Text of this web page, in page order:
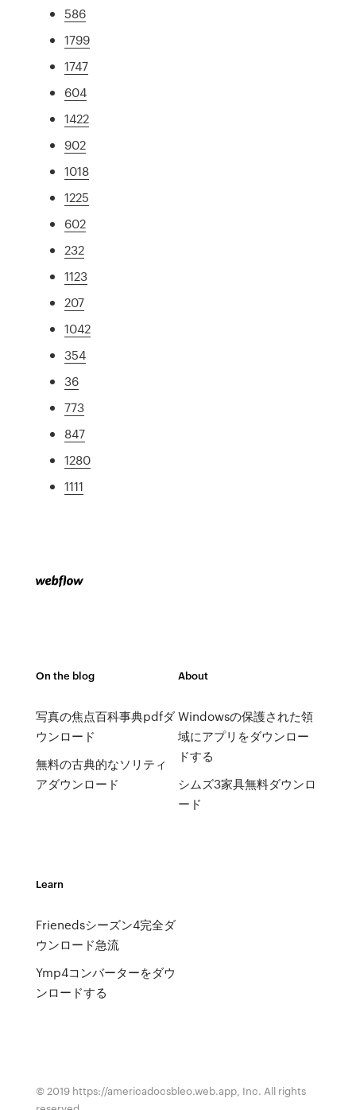
586
1799
1747
604
1422
902
1018
1225
602
232
1123
207
1042
354
36
773
847
1280
1111
On the blog
写真の焦点百科事典pdfダ
ウンロード
無料の古典的なソリティ
アダウンロード
About
Windowsの保護された領
域にアプリをダウンロー
ドする
シムズ3家具無料ダウンロ
ード
Learn
Frienedsシーズン4完全ダ
ウンロード急流
Ymp4コンバーターをダウ
ンロードする
© 2019 https://americadocsbleo.web.app, Inc. All rights